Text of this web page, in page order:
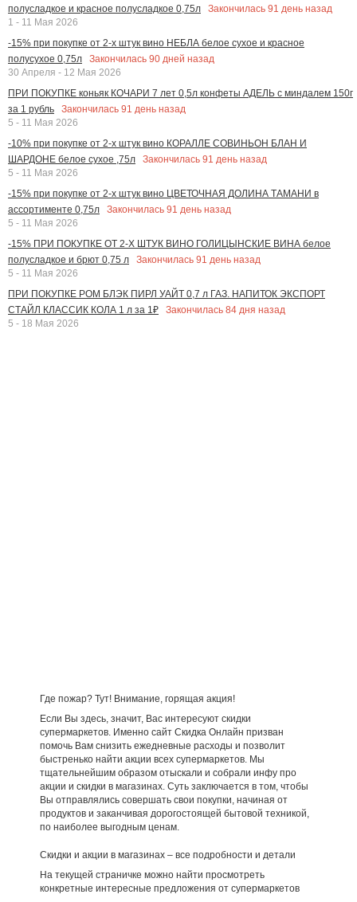
полусладкое и красное полусладкое 0,75л
Закончилась 91 день назад
1 - 11 Мая 2026
-15% при покупке от 2-х штук вино НЕБЛА белое сухое и красное
полусухое 0,75л
Закончилась 90 дней назад
30 Апреля - 12 Мая 2026
ПРИ ПОКУПКЕ коньяк КОЧАРИ 7 лет 0,5л конфеты АДЕЛЬ с миндалем 150г
за 1 рубль
Закончилась 91 день назад
5 - 11 Мая 2026
-10% при покупке от 2-х штук вино КОРАЛЛЕ СОВИНЬОН БЛАН И
ШАРДОНЕ белое сухое ,75л
Закончилась 91 день назад
5 - 11 Мая 2026
-15% при покупке от 2-х штук вино ЦВЕТОЧНАЯ ДОЛИНА ТАМАНИ в
ассортименте 0,75л
Закончилась 91 день назад
5 - 11 Мая 2026
-15% ПРИ ПОКУПКЕ ОТ 2-Х ШТУК ВИНО ГОЛИЦЫНСКИЕ ВИНА белое
полусладкое и брют 0,75 л
Закончилась 91 день назад
5 - 11 Мая 2026
ПРИ ПОКУПКЕ РОМ БЛЭК ПИРЛ УАЙТ 0,7 л ГАЗ. НАПИТОК ЭКСПОРТ
СТАЙЛ КЛАССИК КОЛА 1 л за 1₽
Закончилась 84 дня назад
5 - 18 Мая 2026
Где пожар? Тут! Внимание, горящая акция!
Если Вы здесь, значит, Вас интересуют скидки
супермаркетов. Именно сайт Скидка Онлайн призван
помочь Вам снизить ежедневные расходы и позволит
быстренько найти акции всех супермаркетов. Мы
тщательнейшим образом отыскали и собрали инфу про
акции и скидки в магазинах. Суть заключается в том, чтобы
Вы отправлялись совершать свои покупки, начиная от
продуктов и заканчивая дорогостоящей бытовой техникой,
по наиболее выгодным ценам.
Скидки и акции в магазинах – все подробности и детали
На текущей страничке можно найти просмотреть
конкретные интересные предложения от супермаркетов